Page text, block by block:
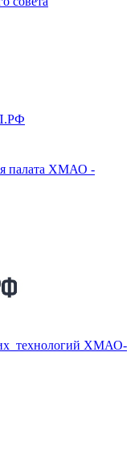
палата ХМАО -
технологий ХМАО-